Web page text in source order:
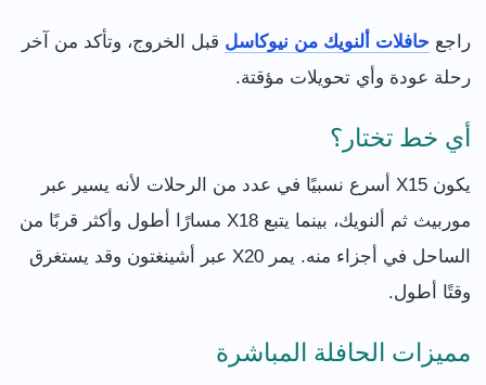
راجع حافلات ألنويك من نيوكاسل قبل الخروج، وتأكد من آخر
رحلة عودة وأي تحويلات مؤقتة.
أي خط تختار؟
يكون X15 أسرع نسبيًا في عدد من الرحلات لأنه يسير عبر
موربيث ثم ألنويك، بينما يتبع X18 مسارًا أطول وأكثر قربًا من
الساحل في أجزاء منه. يمر X20 عبر أشينغتون وقد يستغرق
وقتًا أطول.
مميزات الحافلة المباشرة